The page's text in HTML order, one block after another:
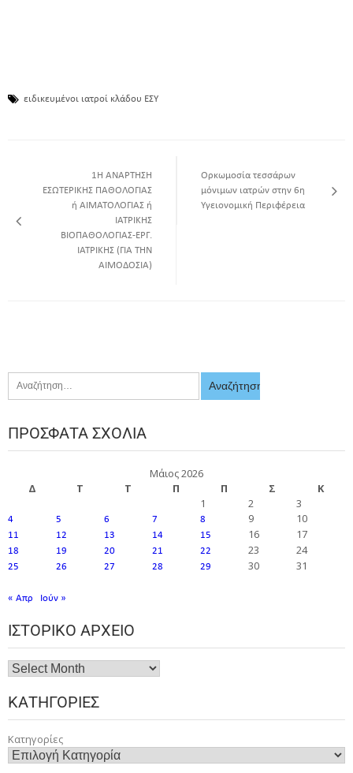
ειδικευμένοι ιατροί κλάδου ΕΣΥ
1Η ΑΝΑΡΤΗΣΗ
ΕΣΩΤΕΡΙΚΗΣ ΠΑΘΟΛΟΓΙΑΣ
ή ΑΙΜΑΤΟΛΟΓΙΑΣ ή
ΙΑΤΡΙΚΗΣ
ΒΙΟΠΑΘΟΛΟΓΙΑΣ-ΕΡΓ.
ΙΑΤΡΙΚΗΣ (ΓΙΑ ΤΗΝ
ΑΙΜΟΔΟΣΙΑ)
Ορκωμοσία τεσσάρων
μόνιμων ιατρών στην 6η
Υγειονομική Περιφέρεια
ΠΡΌΣΦΑΤΑ ΣΧΌΛΙΑ
Μάιος 2026
Δ
Τ Τ Π Π Σ
Κ
1
2 3
4 5 6 7 8 9 10
11 12 13 14 15 16 17
18 19 20 21 22 23 24
25 26 27 28 29 30 31
« Απρ Ιούν »
ΙΣΤΟΡΙΚΌ ΑΡΧΕΊΟ
ΚΑΤΗΓΟΡΊΕΣ
Κατηγορίες